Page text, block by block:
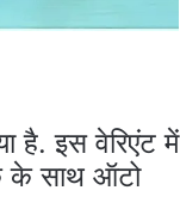
है. इस वेरिएंट में
के साथ ऑटो